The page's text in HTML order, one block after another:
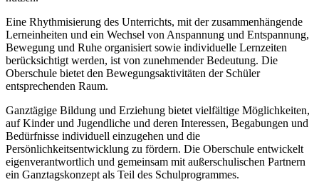
Eine Rhythmisierung des Unterrichts, mit der zusammenhängende
Lerneinheiten und ein Wechsel von Anspannung und Entspannung,
Bewegung und Ruhe organisiert sowie individuelle Lernzeiten
berücksichtigt werden, ist von zunehmender Bedeutung. Die
Oberschule bietet den Bewegungsaktivitäten der Schüler
entsprechenden Raum.
Ganztägige Bildung und Erziehung bietet vielfältige Möglichkeiten,
auf Kinder und Jugendliche und deren Interessen, Begabungen und
Bedürfnisse individuell einzugehen und die
Persönlichkeitsentwicklung zu fördern. Die Oberschule entwickelt
eigenverantwortlich und gemeinsam mit außerschulischen Partnern
ein Ganztagskonzept als Teil des Schulprogrammes.